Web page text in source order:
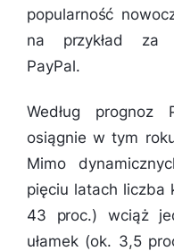
popularność
na przykład za
PayPal.
Według
osiągnie w tym
Mimo
pięciu latach liczba
43 proc.) wciąż
ułamek (ok. 3,5